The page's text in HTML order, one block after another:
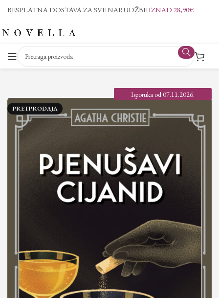
BESPLATNA DOSTAVA ZA SVE NARUDŽBEIZNAD 28,90€
Isporuka od 07.11.2026.
PRETPRODAJA